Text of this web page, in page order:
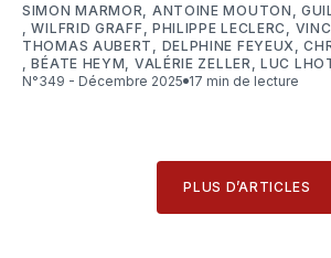
SIMON MARMOR ANTOINE MOUTON ,
,WILFRID GRAFF PHILIPPE LECLERC
THOMAS AUBERT
DELPHINE FEYEUX ,
,BÉATE HEYM VALÉRIE ZELLER ,LUC
N°349 - Décembre 2025
17 min de lecture
PLUS D’ARTICLES